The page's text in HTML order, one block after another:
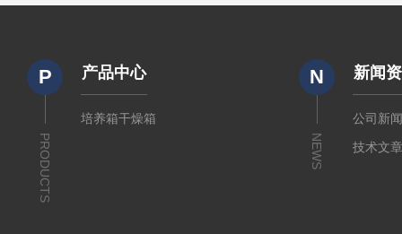
P
PRODUCTS
产品中心
培养箱干燥箱
N
NEWS
新闻
公司新
技术文